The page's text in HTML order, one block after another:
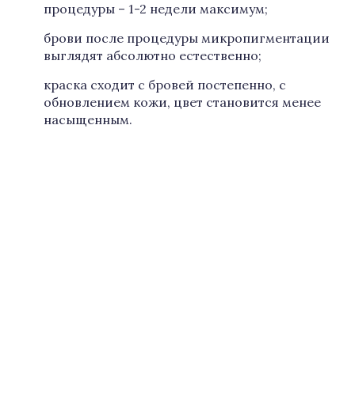
процедуры – 1-2 недели максимум;
брови после процедуры микропигментации
выглядят абсолютно естественно;
краска сходит с бровей постепенно, с
обновлением кожи, цвет становится менее
насыщенным.